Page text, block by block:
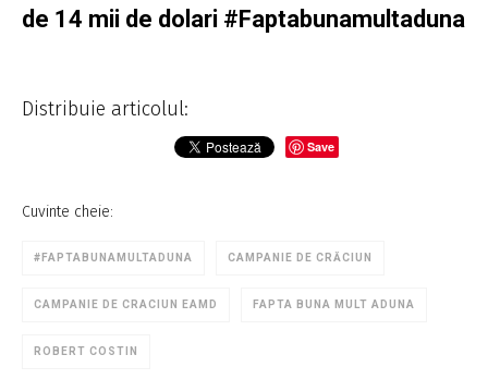
de 14 mii de dolari #Faptabunamultaduna
Distribuie articolul:
Save
Cuvinte cheie:
#FAPTABUNAMULTADUNA CAMPANIE DE CRĂCIUN
CAMPANIE DE CRACIUN EAMD FAPTA BUNA MULT ADUNA
ROBERT COSTIN